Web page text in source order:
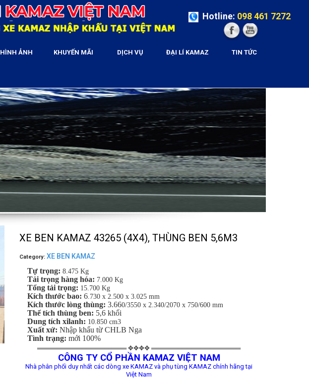
Hotline: 098 461 7272
HÌNH ẢNH KHUYẾN MÃI DỊCH VỤ ĐẠI LÍ KAMAZ TIN TỨC
XE BEN KAMAZ 43265 (4X4), THÙNG BEN 5,6M3
Category:XE BEN KAMAZ
Tự trọng:8.475 Kg
Tải trọng hàng hóa: 7.000 Kg
Tổng tải trọng: 15.700 Kg
Kích thước bao:6.730 x 2.500 x 3.025 mm
Kích thước lòng thùng:3.660/3550 x 2.340/2070 x 750/600 mm
Thể tích thùng ben: 5,6 khối
Dung tích xilanh: 10.850 cm3
Xuất xứ:Nhập khẩu từ CHLB Nga
Tình trạng: mới 100%
════════════════════ ✥✥✥✥ ════════════════════
CÔNG TY CỔ PHẦN KAMAZ VIỆT NAM
Nhà phân phối duy nhất các dòng xe KAMAZ và phụ tùng KAMAZ chính hãng tại
Việt Nam